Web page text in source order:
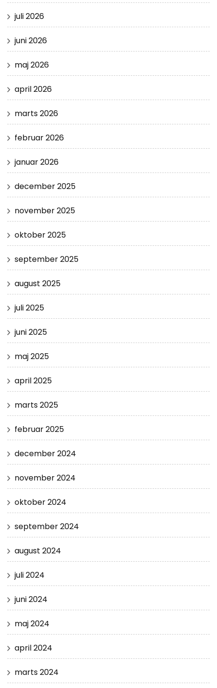
juli 2026
juni 2026
maj 2026
april 2026
marts 2026
februar 2026
januar 2026
december 2025
november 2025
oktober 2025
september 2025
august 2025
juli 2025
juni 2025
maj 2025
april 2025
marts 2025
februar 2025
december 2024
november 2024
oktober 2024
september 2024
august 2024
juli 2024
juni 2024
maj 2024
april 2024
marts 2024